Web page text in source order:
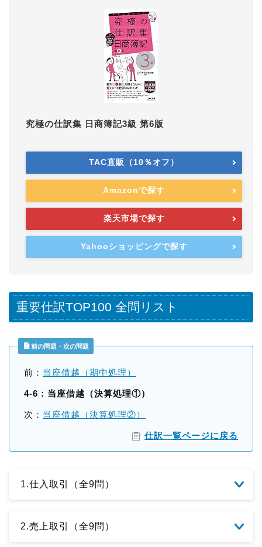
究極の仕訳集 日商簿記3級 第6版
TAC直販（10％オフ）
Amazonで探す
楽天市場で探す
Yahooショッピングで探す
重要仕訳TOP100 全問リスト
前の問題・次の問題
前： 当座借越（期中処理）
4-6：当座借越（決算処理①）
次： 当座借越（決算処理②）
仕訳一覧ページに戻る
1.仕入取引（全9問）
2.売上取引（全9問）